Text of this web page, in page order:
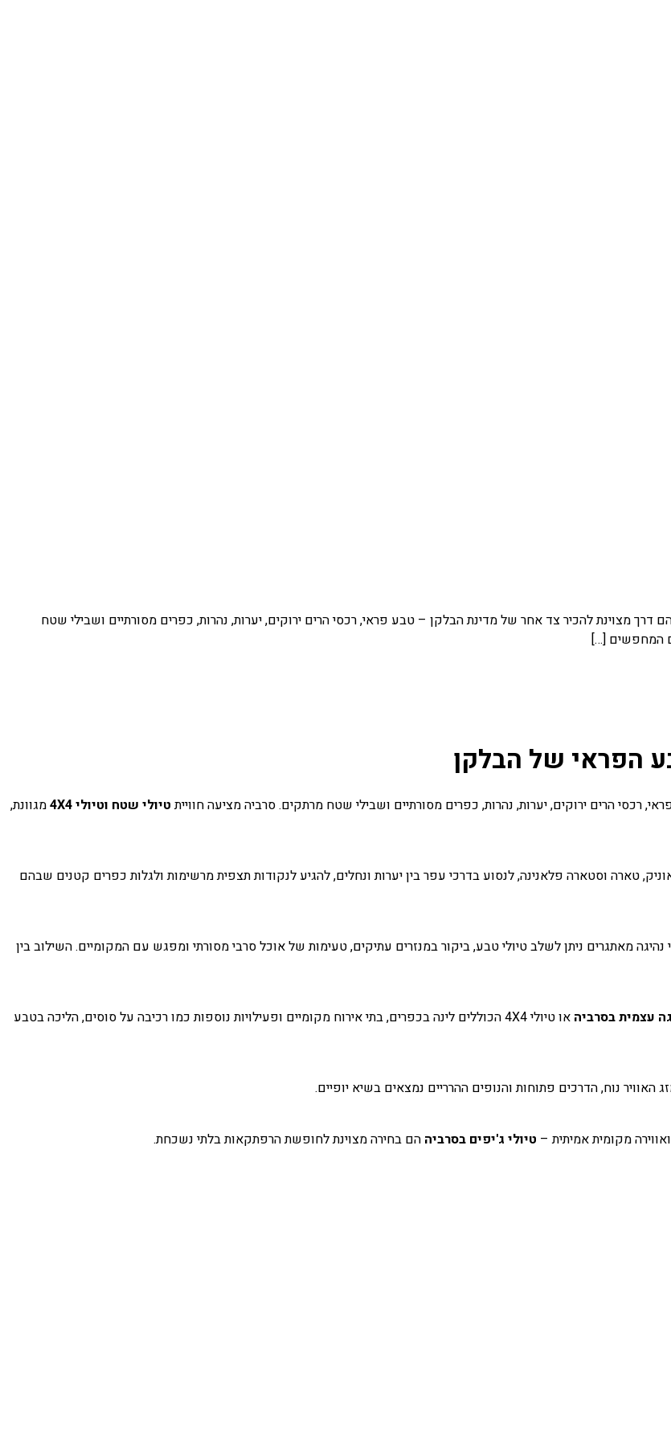
דרך מצוינת להכיר צד אחר של מדינת הבלקן – טבע פראי, רכסי הרים ירוקים, יערות, נהרות, כפרים מסורתיים ושבילי שטח
הפראי של הבלקן
רכסי הרים ירוקים, יערות, נהרות, כפרים מסורתיים ושבילי שטח מרתקים. סרביה מציעה חווייתטיולי שטח וטיולי 4X4
מגוונת,
טארה וסטארה פלאנינה, לנסוע בדרכי עפר בין יערות ונחלים, להגיע לנקודות תצפית מרשימות ולגלות כפרים קטנים שבהם
מאתגרים ניתן לשלב טיולי טבע, ביקור במנזרים עתיקים, טעימות של אוכל סרבי מסורתי ומפגש עם המקומיים. השילוב בין
עצמית בסרביה
או טיולי 4X4 הכוללים לינה בכפרים, בתי אירוח מקומיים ופעילויות נוספות כמו רכיבה על סוסים, הליכה בטבע
האוויר נוח, הדרכים פתוחות והנופים ההרריים נמצאים בשיא יופיים.
מקומית אמיתית – טיולי ג'יפים בסרביה הם בחירה מצוינת לחופשת הרפתקאות בלתי נשכחת.